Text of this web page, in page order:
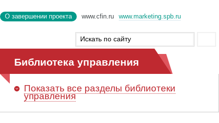
О завершении проекта www.cfin.ru www.marketing.spb.ru
Библиотека управления
Показать все разделы библиотеки
управления